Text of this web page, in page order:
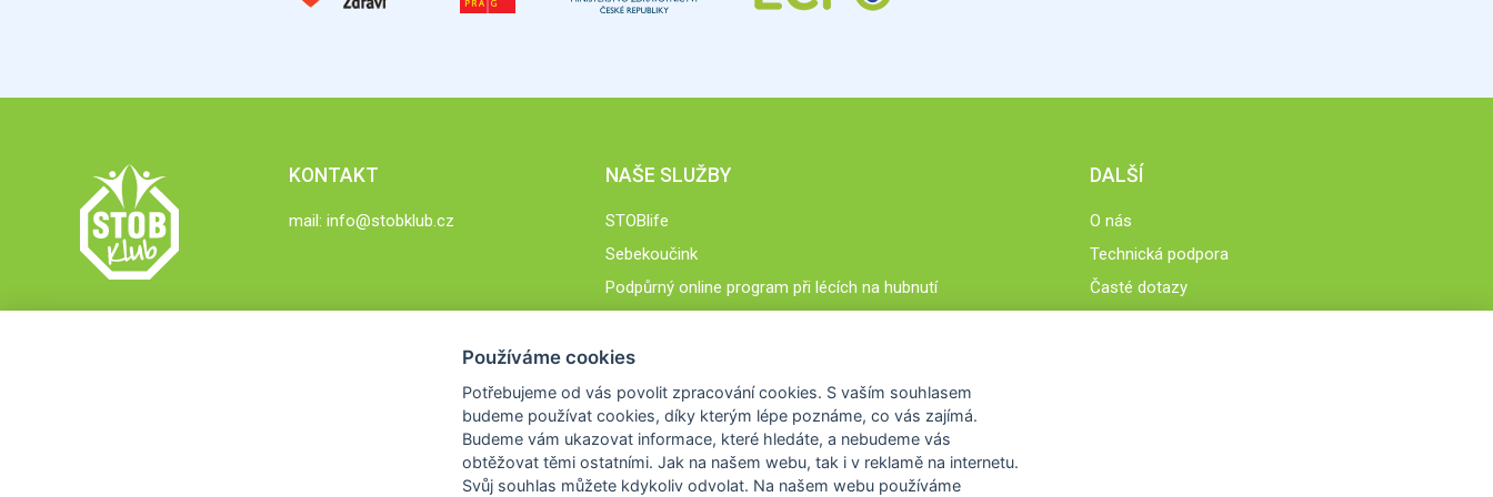
KONTAKT
mail: info@stobklub.cz
NAŠE SLUŽBY
STOBlife
Sebekoučink
Podpůrný online program při lécích na hubnutí
DALŠÍ
O nás
Technická podpora
Časté dotazy
Používáme cookies
Potřebujeme od vás povolit zpracování cookies. S vaším souhlasem
budeme používat cookies, díky kterým lépe poznáme, co vás zajímá.
Budeme vám ukazovat informace, které hledáte, a nebudeme vás
obtěžovat těmi ostatními. Jak na našem webu, tak i v reklamě na internetu.
Svůj souhlas můžete kdykoliv odvolat. Na našem webu používáme